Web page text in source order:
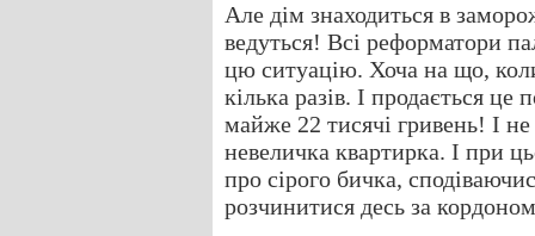
Але дім знаходиться в
ведуться! Всі реформатори
цю ситуацію. Хоча на що,
кілька разів. І продається
майже 22 тисячі гривень! І
невеличка квартирка. І при
про сірого бичка,
розчинитися десь за